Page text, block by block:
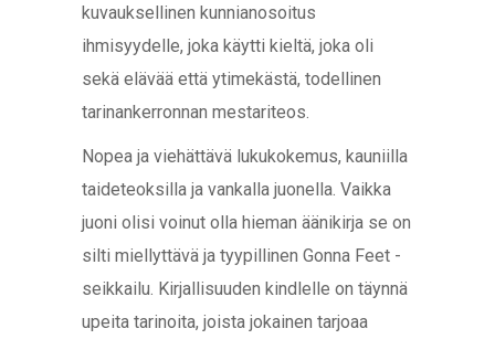
kuvauksellinen kunnianosoitus
ihmisyydelle, joka käytti kieltä, joka oli
sekä elävää että ytimekästä, todellinen
tarinankerronnan mestariteos.
Nopea ja viehättävä lukukokemus, kauniilla
taideteoksilla ja vankalla juonella. Vaikka
juoni olisi voinut olla hieman äänikirja se on
silti miellyttävä ja tyypillinen Gonna Feet -
seikkailu. Kirjallisuuden kindlelle on täynnä
upeita tarinoita, joista jokainen tarjoaa